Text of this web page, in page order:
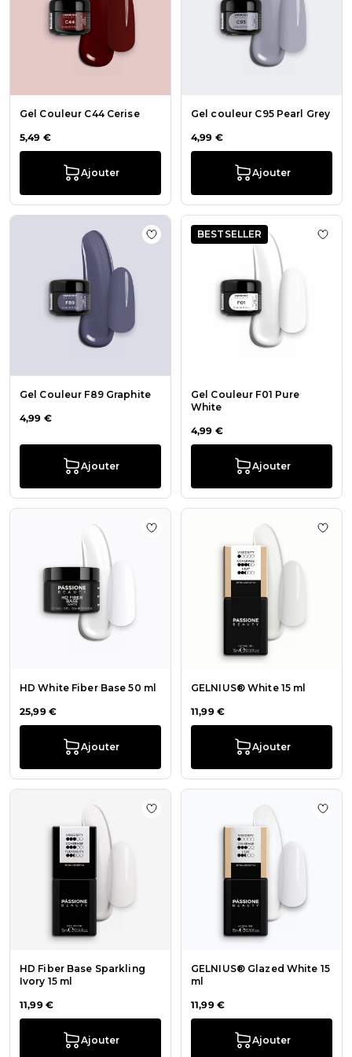
Gel Couleur C44 Cerise
5,49 €
Ajouter
Gel couleur C95 Pearl Grey
4,99 €
Ajouter
Gel Couleur F89 Graphite
4,99 €
Ajouter
Ajouter à la liste de souhaits Gel
BESTSELLER
Gel Couleur F01 Pure
White
4,99 €
Ajouter
HD White Fiber Base 50 ml
25,99 €
Ajouter
Ajouter à la liste de souhaits HD
GELNIUS® White 15 ml
11,99 €
Ajouter
HD Fiber Base Sparkling
Ivory 15 ml
11,99 €
Ajouter
Ajouter à la liste de souhaits HD
GELNIUS® Glazed White 15
ml
11,99 €
Ajouter